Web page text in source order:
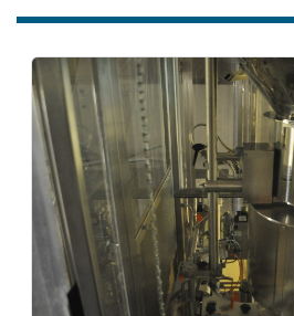
Altezza:
25-80 mm